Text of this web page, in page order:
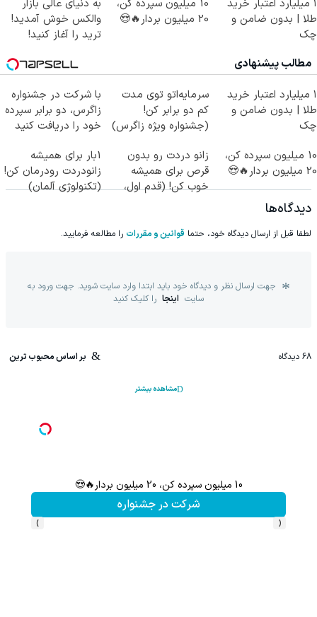
۱ میلیارد اعتبار خرید
طلا | بدون ضامن و
چک
10 میلیون سپرده کن،
20 میلیون بردار🔥😍
به دنیای عالی بازار
والکس خوش آمدید!
ترید را آغاز کنید!
مطالب پیشنهادی
۱ میلیارد اعتبار خرید
طلا | بدون ضامن و
چک
سرمایه‌اتو توی مدت
کم دو برابر کن!
(جشنواره ویژه زاگرس)
با شرکت در جشنواره
زاگرس، دو برابر سپرده
خود را دریافت کنید
10 میلیون سپرده کن،
20 میلیون بردار🔥😍
زانو دردت رو بدون
قرص برای همیشه
خوب کن! (قدم اول،
1بار برای همیشه
زانودردت رودرمان کن!
(تکنولوژی آلمان)
دیدگاه‌ها
لطفا قبل از ارسال دیدگاه خود، حتما قوانین و مقررات را مطالعه فرمایید.
جهت ارسال نظر و دیدگاه خود باید ابتدا وارد سایت شوید. جهت ورود به
سایت اینجا را کلیک کنید
68 دیدگاه بر اساس محبوب ترین
مشاهده بیشتر
10 میلیون سپرده کن، 20 میلیون بردار🔥😍
شرکت در جشنواره
‹
›